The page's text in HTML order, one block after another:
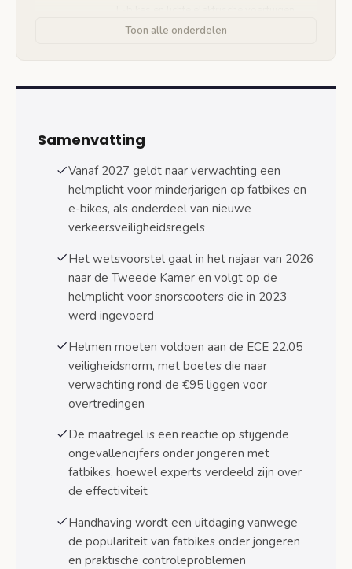
Ongevallenstatistieken en achtergrond nieuwe
Stijging fatbike-ongevallen sinds 2021
Jongeren als risicogroep
helmplicht
Controle door politie en toezichthouders
Hoogte boetes en sancties
Praktische gids: helmkeuze en kosten
Helmkeuze: waar op letten?
Kosten en waar te koop
Veelgestelde vragen (FAQ)
Veelgestelde vragen
Reacties van experts en belangenorganisaties
Verkeersveiligheidsorganisaties
Gemeenten en handhaving
Toon alle onderdelen
Samenvatting
Vanaf 2027 geldt naar verwachting een
helmplicht voor minderjarigen op fatbikes en
e-bikes, als onderdeel van nieuwe
verkeersveiligheidsregels
Het wetsvoorstel gaat in het najaar van 2026
naar de Tweede Kamer en volgt op de
helmplicht voor snorscooters die in 2023
werd ingevoerd
Helmen moeten voldoen aan de ECE 22.05
veiligheidsnorm, met boetes die naar
verwachting rond de €95 liggen voor
overtredingen
De maatregel is een reactie op stijgende
ongevallencijfers onder jongeren met
fatbikes, hoewel experts verdeeld zijn over
de effectiviteit
Handhaving wordt een uitdaging vanwege
de populariteit van fatbikes onder jongeren
en praktische controleproblemen